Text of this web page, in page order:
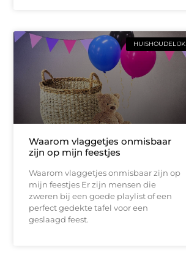
HUISHOUDELIJK
Waarom vlaggetjes onmisbaar
zijn op mijn feestjes
Waarom vlaggetjes onmisbaar zijn op
mijn feestjes Er zijn mensen die
zweren bij een goede playlist of een
perfect gedekte tafel voor een
geslaagd feest.